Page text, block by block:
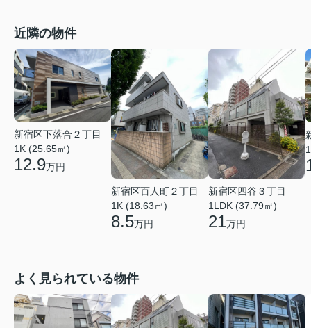
近隣の物件
新宿区下落合２丁目
1K (25.65㎡)
12.9万円
新宿区百人町２丁目
1K (18.63㎡)
8.5万円
新宿区四谷３丁目
1LDK (37.79㎡)
21万円
よく見られている物件